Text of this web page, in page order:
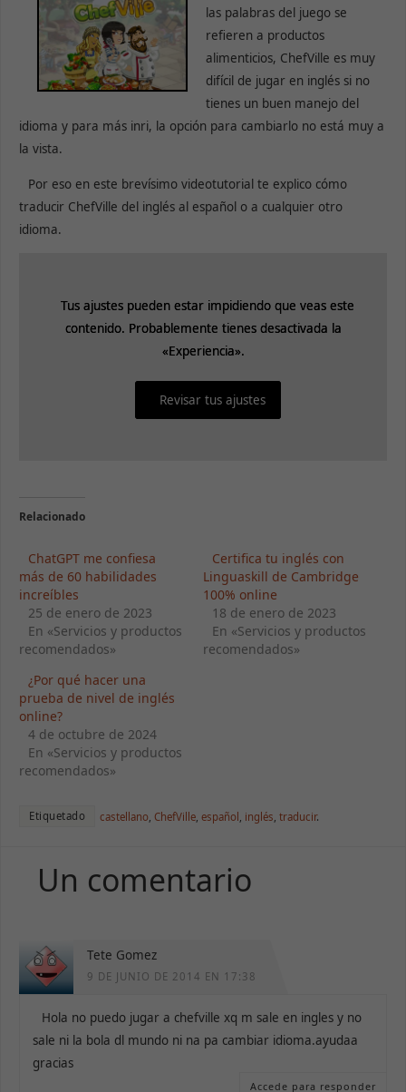
las palabras del juego se
refieren a productos
alimenticios, ChefVille es muy
difícil de jugar en inglés si no
tienes un buen manejo del
idioma y para más inri, la opción para cambiarlo no está muy a
la vista.
Por eso en este brevísimo videotutorial te explico cómo
traducir ChefVille del inglés al español o a cualquier otro
idioma.
Tus ajustes pueden estar impidiendo que veas este
contenido. Probablemente tienes desactivada la
«Experiencia».
Revisar tus ajustes
Tus ajustes pueden estar impidiendo que veas este
contenido. Probablemente tienes desactivada la
«Experiencia».
Revisar tus ajustes
Relacionado
ChatGPT me confiesa
más de 60 habilidades
increíbles
25 de enero de 2023
En «Servicios y productos
recomendados»
Certifica tu inglés con
Linguaskill de Cambridge
100% online
18 de enero de 2023
En «Servicios y productos
recomendados»
¿Por qué hacer una
prueba de nivel de inglés
online?
4 de octubre de 2024
En «Servicios y productos
recomendados»
Etiquetado castellano ,ChefVille ,español inglés ,traducir.
Un comentario
Tete Gomez
9 DE JUNIO DE 2014 EN 17:38
Hola no puedo jugar a chefville xq m sale en ingles y no
sale ni la bola dl mundo ni na pa cambiar idioma.ayudaa
gracias
Accede para responder